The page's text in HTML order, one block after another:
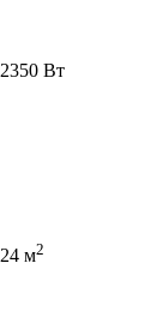
2350 Вт
24 м2